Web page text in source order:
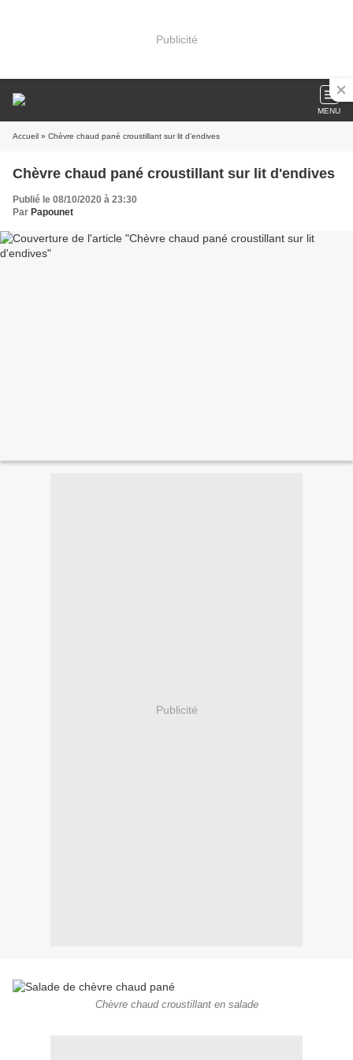
Publicité
MENU
Accueil » Chèvre chaud pané croustillant sur lit d'endives
Chèvre chaud pané croustillant sur lit d'endives
Publié le 08/10/2020 à 23:30
Par Papounet
Publicité
Chèvre chaud croustillant en salade